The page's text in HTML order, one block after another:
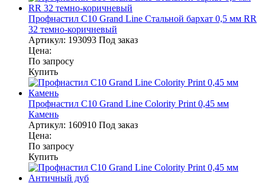
Профнастил С10 Grand Line Стальной бархат 0,5 мм RR
32 темно-коричневый
Артикул: 193093 Под заказ
Цена:
По запросу
Купить
Профнастил С10 Grand Line Colority Print 0,45 мм
Камень
Артикул: 160910 Под заказ
Цена:
По запросу
Купить